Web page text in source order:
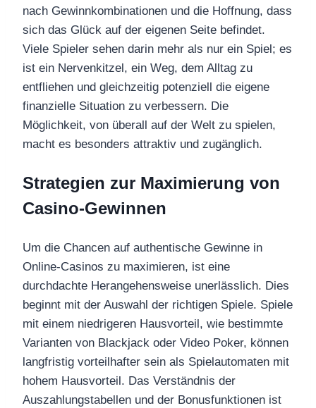
nach Gewinnkombinationen und die Hoffnung, dass
sich das Glück auf der eigenen Seite befindet.
Viele Spieler sehen darin mehr als nur ein Spiel; es
ist ein Nervenkitzel, ein Weg, dem Alltag zu
entfliehen und gleichzeitig potenziell die eigene
finanzielle Situation zu verbessern. Die
Möglichkeit, von überall auf der Welt zu spielen,
macht es besonders attraktiv und zugänglich.
Strategien zur Maximierung von
Casino-Gewinnen
Um die Chancen auf authentische Gewinne in
Online-Casinos zu maximieren, ist eine
durchdachte Herangehensweise unerlässlich. Dies
beginnt mit der Auswahl der richtigen Spiele. Spiele
mit einem niedrigeren Hausvorteil, wie bestimmte
Varianten von Blackjack oder Video Poker, können
langfristig vorteilhafter sein als Spielautomaten mit
hohem Hausvorteil. Das Verständnis der
Auszahlungstabellen und der Bonusfunktionen ist